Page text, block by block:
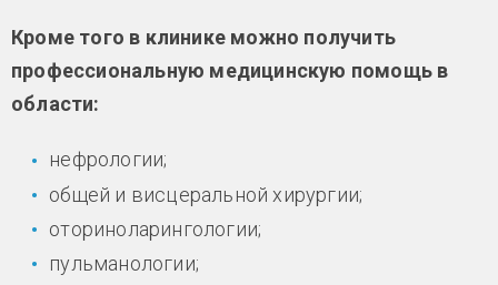
Кроме того в клинике можно получить
профессиональную медицинскую помощь в
области:
нефрологии;
общей и висцеральной хирургии;
оториноларингологии;
пульманологии;